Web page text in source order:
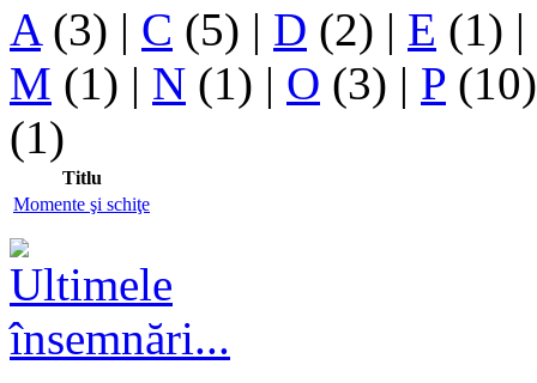
A(3) | C (5) | D (2) | E (1) |
M (1) | N (1) | O (3) | P
(1)
Titlu
Momente şi schiţe